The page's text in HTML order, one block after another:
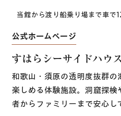
当館から渡り船乗り場まで車で
公式ホームページ
すはらシーサイドハウス
和歌山・須原の透明度抜群の
楽しめる体験施設。洞窟探検
者からファミリーまで安心し